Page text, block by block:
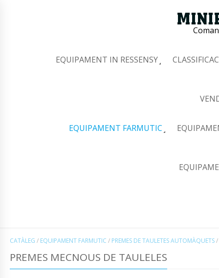
EQUIPAMENT IN RESSENSY
EQUIPAMENT FARMUTIC
CATÀLEG / EQUIPAMENT FARMUTIC / PREMES DE TAULETES AUTOMÀQUETS/
PREMES MECNOUS DE TAULELES